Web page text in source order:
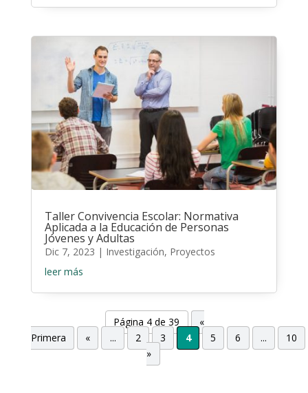
Taller Convivencia Escolar: Normativa
Aplicada a la Educación de Personas
Jóvenes y Adultas
Dic 7, 2023 | Investigación, Proyectos
leer más
Página 4 de 39
«
Primera
« ... 2 3 4 5 6 ...
10
»